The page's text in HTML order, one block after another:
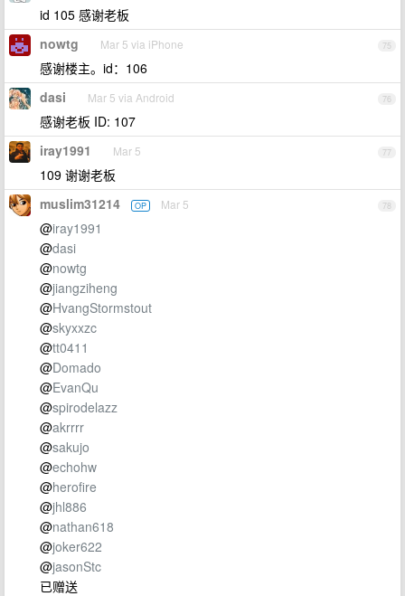
id 105 感谢老板
75
nowtg Mar 5 via iPhone
感谢楼主。id：106
76
dasi Mar 5 via Android
感谢老板 ID: 107
77
iray1991 Mar 5
109 谢谢老板
78
muslim31214 OP Mar 5
@iray1991
@dasi
@nowtg
@jiangziheng
@HvangStormstout
@skyxxzc
@tt0411
@Domado
@EvanQu
@spirodelazz
@akrrrr
@sakujo
@echohw
@herofire
@jhl886
@nathan618
@joker622
@jasonStc
已赠送